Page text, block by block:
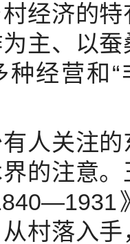
经济的
主、以
种经营和
关注的
的注意
村落入